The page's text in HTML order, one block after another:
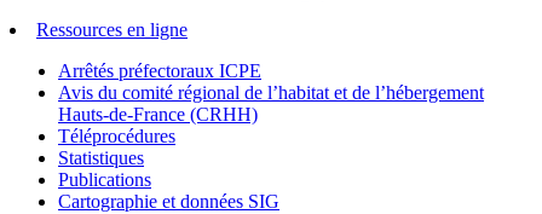
Ressources en ligne
Arrêtés préfectoraux ICPE
Avis du comité régional de l’habitat et de l’hébergement
Hauts-de-France (CRHH)
Téléprocédures
Statistiques
Publications
Cartographie et données SIG